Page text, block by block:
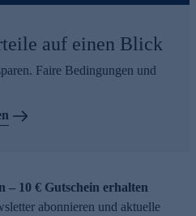
auf einen Blick
Faire Bedingungen und
– 10 € Gutschein erhalten
abonnieren und aktuelle